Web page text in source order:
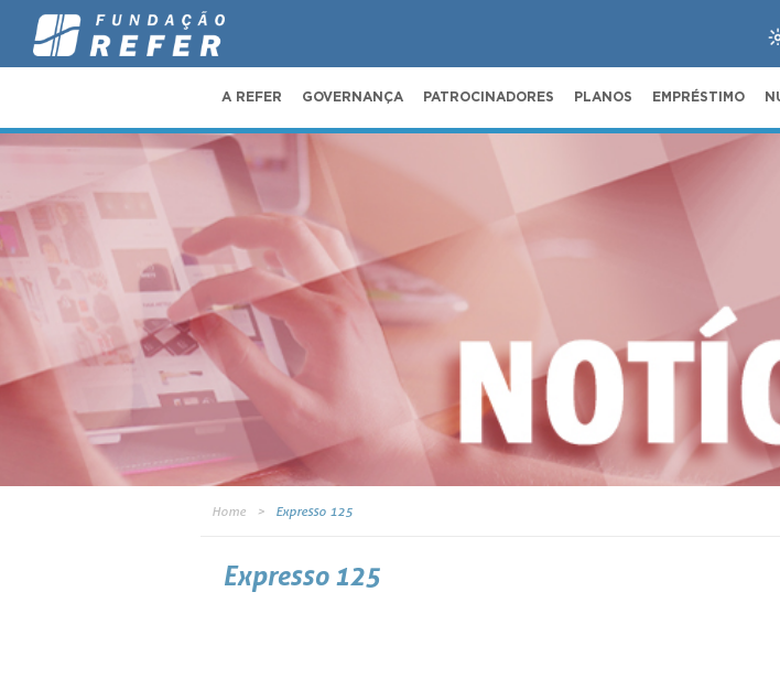
A REFER GOVERNANÇA PATROCINADORES PLANOS EMPRÉSTIMO
Home Expresso 125
Expresso 125